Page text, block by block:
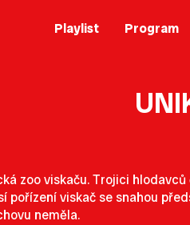
Playlist Program
zoo viskaču. Trojici
pořízení viskač se snahou
neměla.